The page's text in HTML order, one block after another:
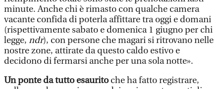
minute. Anche chi è rimasto con qualche camera
vacante confida di poterla affittare tra oggi e domani
(rispettivamente sabato e domenica 1 giugno per chi
legge, ndr), con persone che magari si ritrovano nelle
nostre zone, attirate da questo caldo estivo e
decidono di fermarsi anche per una sola notte».
Un ponte da tutto esauritoche ha fatto registrare,